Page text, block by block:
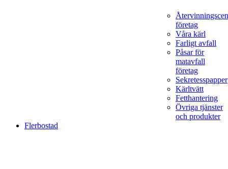
företag
Våra kärl
Farligt avfall
Påsar för
matavfall
företag
Sekretesspapper
Kärltvätt
Fetthantering
Övriga tjänster
och produkter
Flerbostad